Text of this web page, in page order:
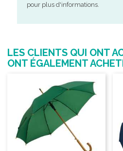
pour plus d'informations.
LES CLIENTS QUI ONT
ONT ÉGALEMENT